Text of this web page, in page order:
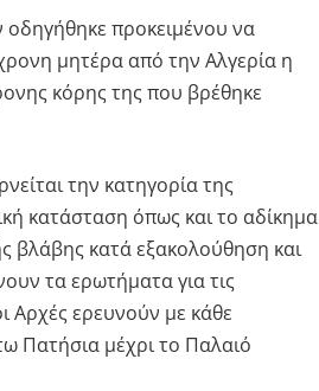
προκειμένου να
μητέρα από την Αλγερία η
κόρης της που βρέθηκε
την κατηγορία της
κατάσταση όπως και το αδίκημα
βλάβης κατά εξακολούθηση και
τα ερωτήματα για τις
Αρχές ερευνούν με κάθε
Πατήσια μέχρι το Παλαιό